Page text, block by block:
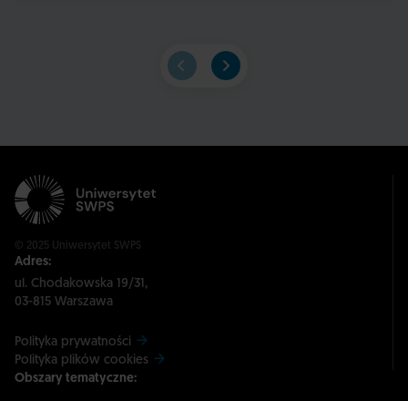
© 2025 Uniwersytet SWPS
Adres:
ul. Chodakowska 19/31,
03-815 Warszawa
Polityka prywatności
Polityka plików cookies
Obszary tematyczne: